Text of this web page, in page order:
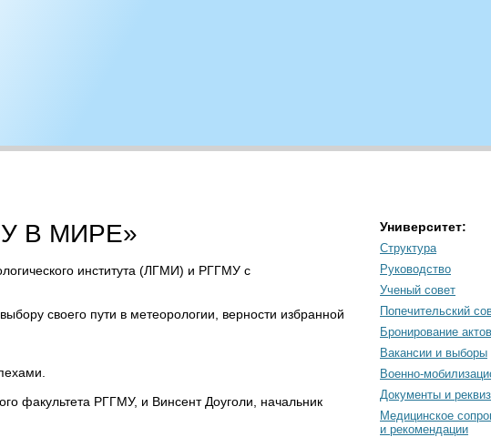
В МИРЕ»
института (ЛГМИ) и РГГМУ с
своего пути в метеорологии, верности избранной
факультета РГГМУ, и Винсент Доуголи, начальник
Университет:
Структура
Руководство
Ученый совет
Попечительский
Бронирование
Вакансии и выборы
Военно-
Документы и
Медицинское
и рекомендации